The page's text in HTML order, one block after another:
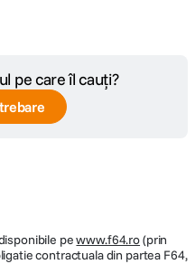
pe care îl cauți?
pewww.f64.ro(prin
contractuala din partea F64,